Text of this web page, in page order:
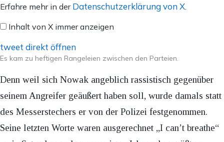
von
anzeigen
Erfahre mehr in der Datenschutzerklärung von X.
Inhalt von X immer anzeigen
tweet direkt öffnen
Es kam zu heftigen Rangeleien zwischen den Parteien.
Denn weil sich Nowak angeblich rassistisch gegenüber
seinem Angreifer geäußert haben soll, wurde damals statt
des Messerstechers er von der Polizei festgenommen.
Seine letzten Worte waren ausgerechnet „I can’t breathe“